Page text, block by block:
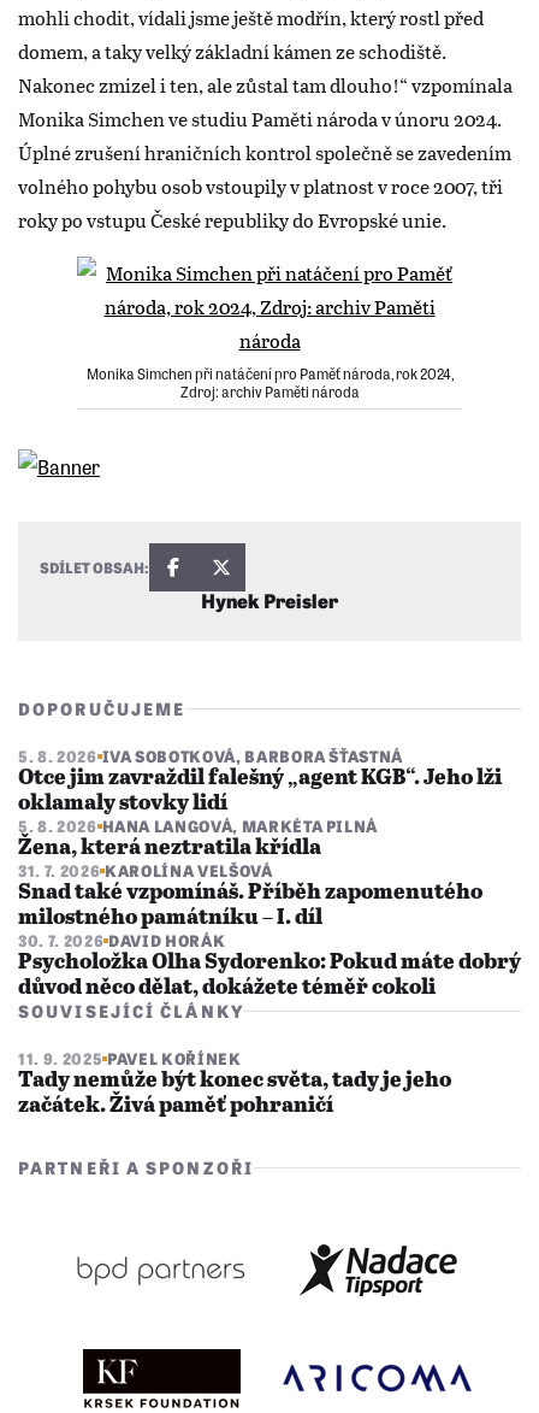
mohli chodit, vídali jsme ještě modřín, který rostl před
domem, a taky velký základní kámen ze schodiště.
Nakonec zmizel i ten, ale zůstal tam dlouho!“ vzpomínala
Monika Simchen ve studiu Paměti národa v únoru 2024.
Úplné zrušení hraničních kontrol společně se zavedením
volného pohybu osob vstoupily v platnost v roce 2007, tři
roky po vstupu České republiky do Evropské unie.
Monika Simchen při natáčení pro Paměť národa, rok 2024,
Zdroj: archiv Paměti národa
Hynek Preisler
SDÍLET OBSAH:
DOPORUČUJEME
5. 8. 2026 IVA SOBOTKOVÁ, BARBORA ŠŤASTNÁ
Otce jim zavraždil falešný „agent KGB“. Jeho lži
oklamaly stovky lidí
5. 8. 2026 HANA LANGOVÁ, MARKÉTA PILNÁ
Žena, která neztratila křídla
31. 7. 2026 KAROLÍNA VELŠOVÁ
Snad také vzpomínáš. Příběh zapomenutého
milostného památníku – I. díl
30. 7. 2026 DAVID HORÁK
Psycholožka Olha Sydorenko: Pokud máte dobrý
důvod něco dělat, dokážete téměř cokoli
SOUVISEJÍCÍ ČLÁNKY
11. 9. 2025 PAVEL KOŘÍNEK
Tady nemůže být konec světa, tady je jeho
začátek. Živá paměť pohraničí
PARTNEŘI A SPONZOŘI